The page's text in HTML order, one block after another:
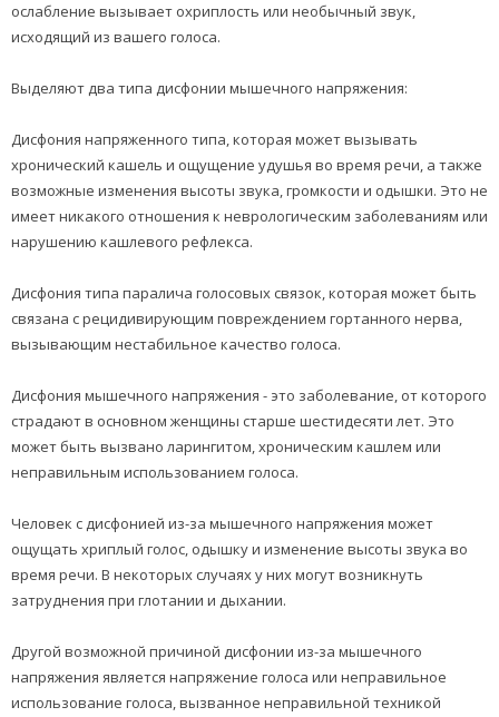
ослабление вызывает охриплость или необычный звук,
исходящий из вашего голоса.
Выделяют два типа дисфонии мышечного напряжения:
Дисфония напряженного типа, которая может вызывать
хронический кашель и ощущение удушья во время речи, а также
возможные изменения высоты звука, громкости и одышки. Это не
имеет никакого отношения к неврологическим заболеваниям или
нарушению кашлевого рефлекса.
Дисфония типа паралича голосовых связок, которая может быть
связана с рецидивирующим повреждением гортанного нерва,
вызывающим нестабильное качество голоса.
Дисфония мышечного напряжения - это заболевание, от которого
страдают в основном женщины старше шестидесяти лет. Это
может быть вызвано ларингитом, хроническим кашлем или
неправильным использованием голоса.
Человек с дисфонией из-за мышечного напряжения может
ощущать хриплый голос, одышку и изменение высоты звука во
время речи. В некоторых случаях у них могут возникнуть
затруднения при глотании и дыхании.
Другой возможной причиной дисфонии из-за мышечного
напряжения является напряжение голоса или неправильное
использование голоса, вызванное неправильной техникой